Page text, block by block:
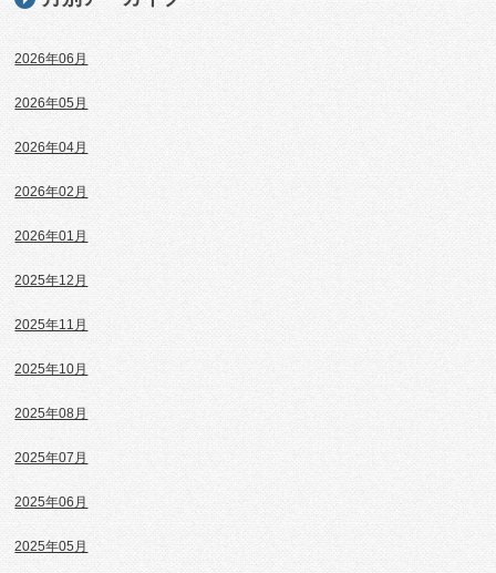
2026年06月
2026年05月
2026年04月
2026年02月
2026年01月
2025年12月
2025年11月
2025年10月
2025年08月
2025年07月
2025年06月
2025年05月